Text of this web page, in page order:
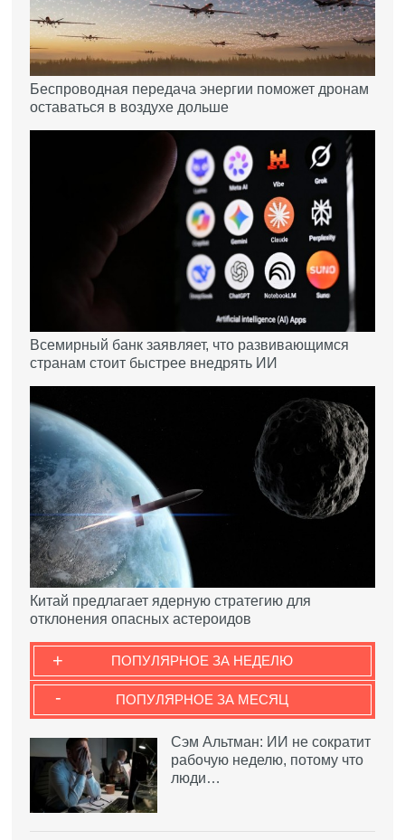
Беспроводная передача энергии поможет дронам
оставаться в воздухе дольше
Всемирный банк заявляет, что развивающимся
странам стоит быстрее внедрять ИИ
Китай предлагает ядерную стратегию для
отклонения опасных астероидов
ПОПУЛЯРНОЕ ЗА НЕДЕЛЮ
+
ПОПУЛЯРНОЕ ЗА МЕСЯЦ
-
Сэм Альтман: ИИ не сократит
рабочую неделю, потому что
люди…